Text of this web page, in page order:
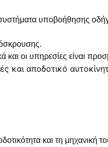
υποβοήθησης
και οι υπηρεσίες είναι
και τη μηχανική